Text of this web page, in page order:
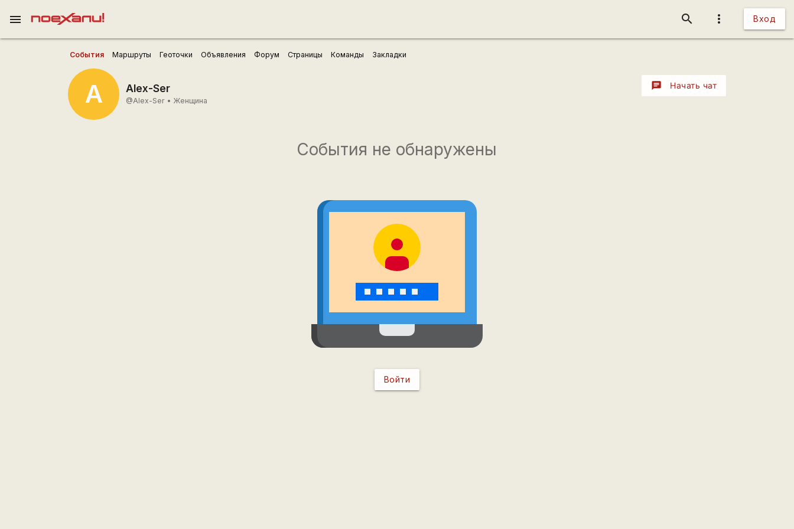
more_vert Вход
search
menu
События Маршруты Геоточки Объявления Форум Страницы Команды Закладки
A Alex-Ser
@Alex-Ser • Женщина
chat Начать чат
События не обнаружены
Войти